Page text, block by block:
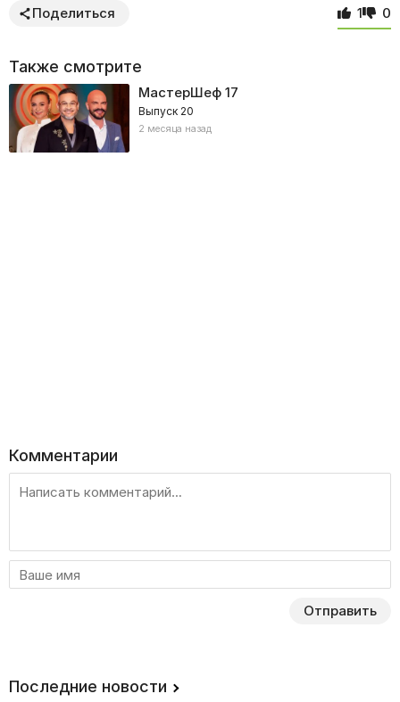
Поделиться 1 0
Также смотрите
МастерШеф 17
Выпуск 20
2 месяца назад
Комментарии
Отправить
Последние новости